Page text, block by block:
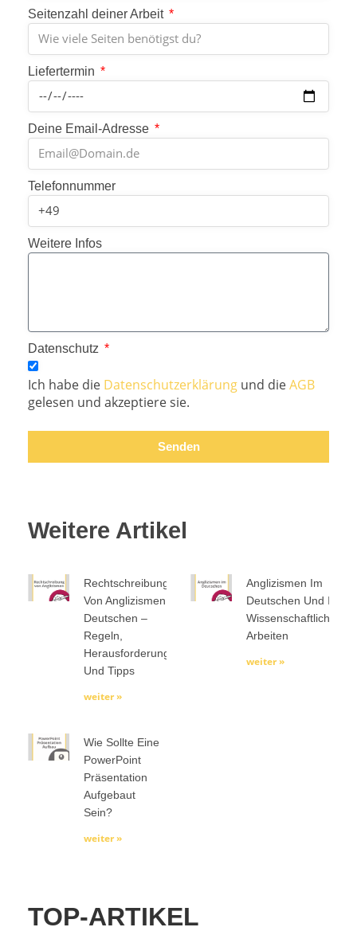
Seitenzahl deiner Arbeit
Liefertermin
Deine Email-Adresse
Telefonnummer
Weitere Infos
Datenschutz
Ich habe die Datenschutzerklärung und dieAGB
gelesen und akzeptiere sie.
Senden
Weitere Artikel
Rechtschreibung
Von Anglizismen Im
Deutschen –
Regeln,
Herausforderungen
Und Tipps
weiter »
Anglizismen Im
Deutschen Und In
Wissenschaftlichen
Arbeiten
weiter »
Wie Sollte Eine
PowerPoint
Präsentation
Aufgebaut
Sein?
weiter »
TOP-ARTIKEL